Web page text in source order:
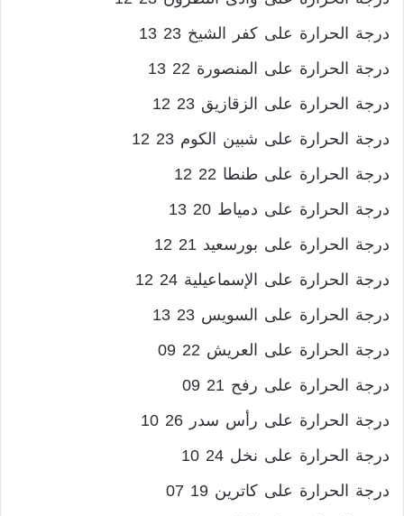
درجة الحرارة على كفر الشيخ 23 13
درجة الحرارة على المنصورة 22 13
درجة الحرارة على الزقازيق 23 12
درجة الحرارة على شبين الكوم 23 12
درجة الحرارة على طنطا 22 12
درجة الحرارة على دمياط 20 13
درجة الحرارة على بورسعيد 21 12
درجة الحرارة على الإسماعيلية 24 12
درجة الحرارة على السويس 23 13
درجة الحرارة على العريش 22 09
درجة الحرارة على رفح 21 09
درجة الحرارة على رأس سدر 26 10
درجة الحرارة على نخل 24 10
درجة الحرارة على كاترين 19 07